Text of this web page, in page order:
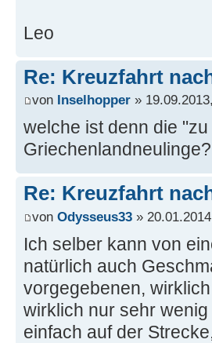
Leo
Re: Kreuzfahrt
von Inselhopper »
welche ist denn die
Griechenlandneulinge?
Re: Kreuzfahrt
von Odysseus33 »
Ich selber kann von
natürlich auch
vorgegebenen,
wirklich nur sehr
einfach auf der